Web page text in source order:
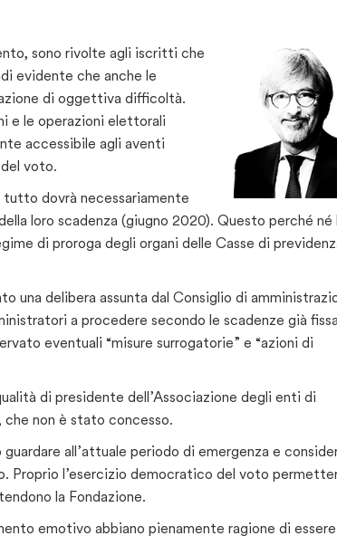
sono rivolte agli iscritti che
evidente che anche le
di oggettiva difficoltà.
e le operazioni elettorali
accessibile agli aventi
voto.
tutto dovrà necessariamente
loro scadenza (giugno 2020). Questo perché né
di proroga degli organi delle Casse di
una delibera assunta dal Consiglio di
a procedere secondo le scadenze già
eventuali “misure surrogatorie” e “azioni di
di presidente dell’Associazione degli enti di
non è stato concesso.
all’attuale periodo di emergenza e
Proprio l’esercizio democratico del voto
la Fondazione.
emotivo abbiano pienamente ragione di essere